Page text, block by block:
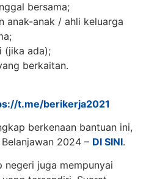
bersama;
anak-anak / ahli keluarga
(jika ada);
berkaitan.
t.me/berikerja2021
berkenaan bantuan ini,
2024 – DI SINI.
negeri juga mempunyai